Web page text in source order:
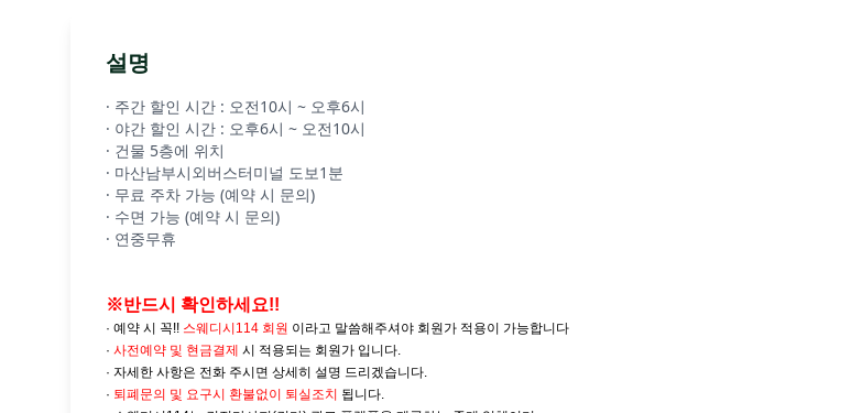
설명
· 주간 할인 시간 : 오전10시 ~ 오후6시
· 야간 할인 시간 : 오후6시 ~ 오전10시
· 건물 5층에 위치
· 마산남부시외버스터미널 도보1분
· 무료 주차 가능 (예약 시 문의)
· 수면 가능 (예약 시 문의)
· 연중무휴
※반드시 확인하세요!!
· 예약 시 꼭!! 스웨디시114 회원 이라고 말씀해주셔야 회원가 적용이 가능합니다
· 사전예약 및 현금결제 시 적용되는 회원가 입니다.
· 자세한 사항은 전화 주시면 상세히 설명 드리겠습니다.
· 퇴폐문의 및 요구시 환불없이 퇴실조치 됩니다.